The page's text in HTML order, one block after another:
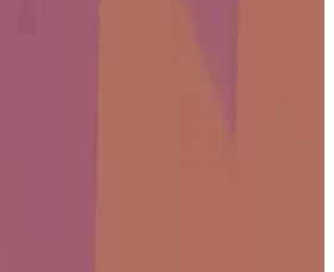
Geniş Ekran ve
Ev Eğlencesini Yeniden
Ultra HD çözünürlük ve